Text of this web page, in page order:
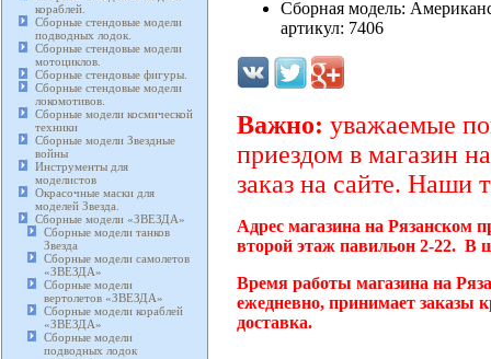
кораблей.
Сборные стендовые модели
подводных лодок.
Сборные стендовые модели
мотоциклов.
Сборные стендовые фигуры.
Сборные стендовые модели
локомотивов.
Сборные модели космической
техники
Сборные модели Звездные
войны
Инструменты для
моделистов
Окрасочные маски для
моделей Звезда.
Сборные модели «ЗВЕЗДА»
Сборные модели танков
Звезда
Сборные модели самолетов
«ЗВЕЗДА»
Сборные модели
вертолетов «ЗВЕЗДА»
Сборные модели кораблей
«ЗВЕЗДА»
Сборные модели
подводных лодок
Сборная модель:
артикул: 7406
Важно: уважаемые
приездом в магазин
заказ на сайте. Наши
Адрес магазина на Рязанском
второй этаж павильон 2-22. В
Время работы магазина на
ежедневно, принимает заказы
доставка.